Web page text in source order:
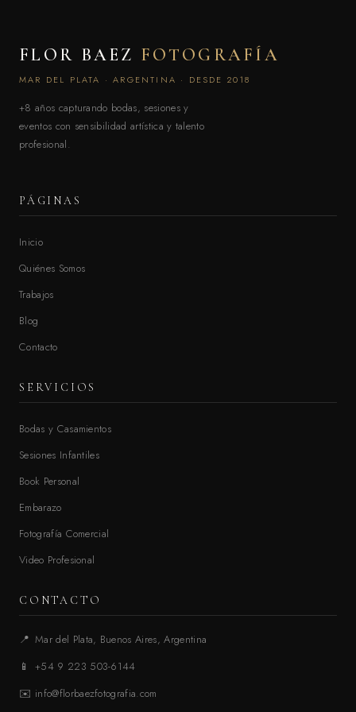
FLOR BAEZ FOTOGRAFÍA
MAR DEL PLATA · ARGENTINA · DESDE 2018
+8 años capturando bodas, sesiones y
eventos con sensibilidad artística y talento
profesional.
PÁGINAS
Inicio
Quiénes Somos
Trabajos
Blog
Contacto
SERVICIOS
Bodas y Casamientos
Sesiones Infantiles
Book Personal
Embarazo
Fotografía Comercial
Video Profesional
CONTACTO
📍 Mar del Plata, Buenos Aires, Argentina
📱
+54 9 223 503-6144
✉️ info@florbaezfotografia.com